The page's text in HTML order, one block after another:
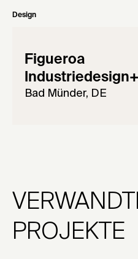
Design
Figueroa
Bad Münder, DE
PROJEKTE